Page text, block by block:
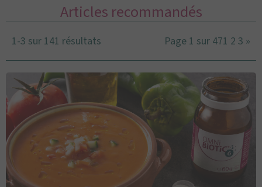
Articles recommandés
1-3 sur 141 résultats Page 1 sur 471 2 3 »